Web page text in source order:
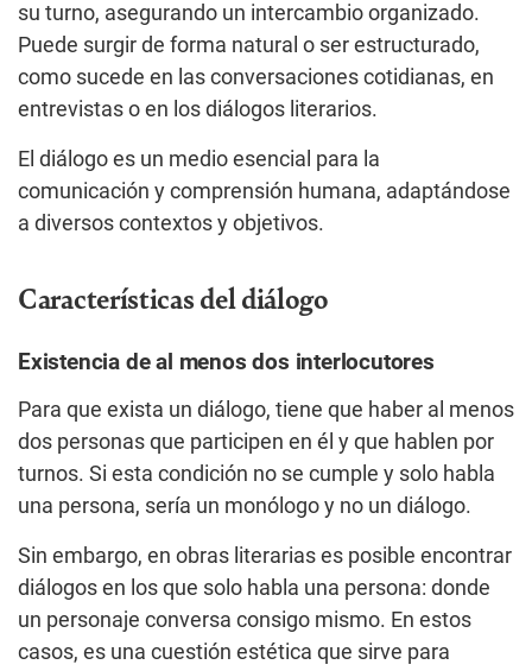
su turno, asegurando un intercambio organizado.
Puede surgir de forma natural o ser estructurado,
como sucede en las conversaciones cotidianas, en
entrevistas o en los diálogos literarios.
El diálogo es un medio esencial para la
comunicación y comprensión humana, adaptándose
a diversos contextos y objetivos.
Características del diálogo
Existencia de al menos dos interlocutores
Para que exista un diálogo, tiene que haber al menos
dos personas que participen en él y que hablen por
turnos. Si esta condición no se cumple y solo habla
una persona, sería un monólogo y no un diálogo.
Sin embargo, en obras literarias es posible encontrar
diálogos en los que solo habla una persona: donde
un personaje conversa consigo mismo. En estos
casos, es una cuestión estética que sirve para